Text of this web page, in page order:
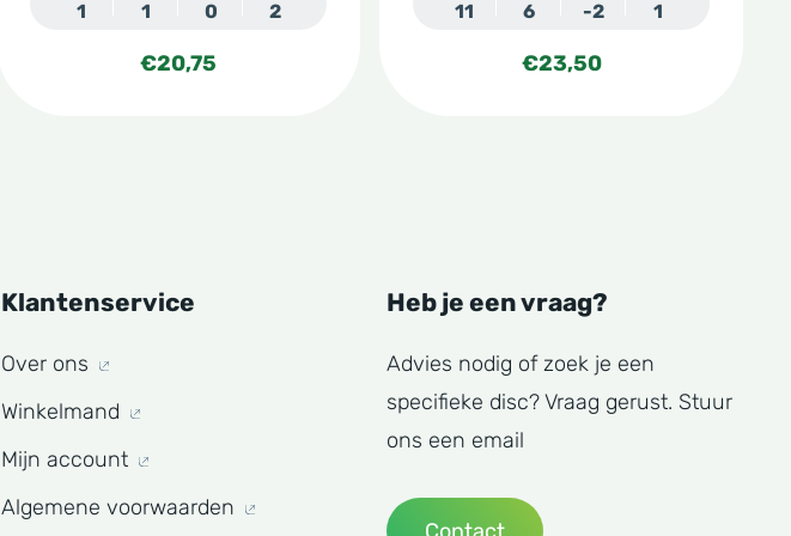
1 1 0 2
€20,75
11 6 -2 1
€23,50
Klantenservice
Over ons
Winkelmand
Mijn account
Algemene voorwaarden
Heb je een vraag?
Advies nodig of zoek je een
specifieke disc? Vraag gerust. Stuur
ons een email